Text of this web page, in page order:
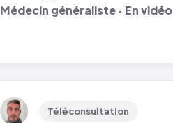
Médecin généraliste · En vidéo
Téléconsultation